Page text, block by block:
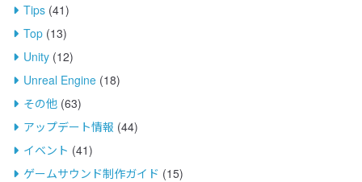
Tips (41)
Top (13)
Unity (12)
Unreal Engine (18)
その他 (63)
アップデート情報 (44)
イベント (41)
ゲームサウンド制作ガイド (15)